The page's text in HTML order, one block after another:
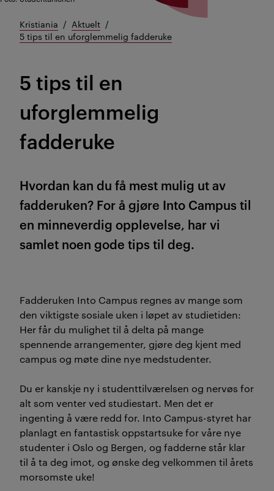
Kristiania
Aktuelt
5 tips til en uforglemmelig fadderuke
5 tips til en
uforglemmelig
fadderuke
Hvordan kan du få mest mulig ut av
fadderuken? For å gjøre Into Campus til
en minneverdig opplevelse, har vi
samlet noen gode tips til deg.
Fadderuken Into Campus regnes av mange som
den viktigste sosiale uken i løpet av studietiden:
Her får du mulighet til å delta på mange
spennende arrangementer, gjøre deg kjent med
campus og møte dine nye medstudenter.
Du er kanskje ny i studenttilværelsen og nervøs for
alt som venter ved studiestart. Men det er
ingenting å være redd for. Into Campus-styret har
planlagt en fantastisk oppstartsuke for våre nye
studenter i Oslo og Bergen, og fadderne står klar
til å ta deg imot, og ønske deg velkommen til årets
morsomste uke!